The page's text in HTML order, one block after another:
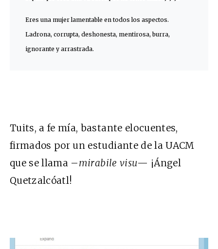
Eres una mujer lamentable en todos los aspectos.
Ladrona, corrupta, deshonesta, mentirosa, burra,
ignorante y arrastrada.
Tuits, a fe mía, bastante elocuentes,
firmados por un estudiante de la UACM
que se llama –mirabile visu— ¡Ángel
Quetzalcóatl!